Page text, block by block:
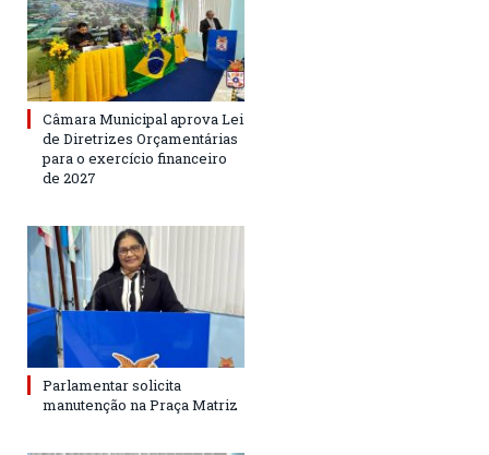
Câmara Municipal aprova Lei
de Diretrizes Orçamentárias
para o exercício financeiro
de 2027
Parlamentar solicita
manutenção na Praça Matriz